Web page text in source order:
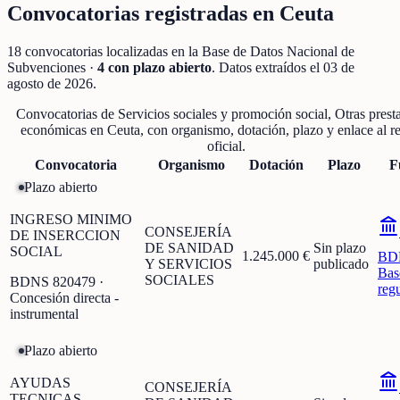
Convocatorias registradas en Ceuta
18 convocatorias localizadas en la Base de Datos Nacional de
Subvenciones · 4 con plazo abierto. Datos extraídos el 03 de
agosto de 2026.
Convocatorias de Servicios sociales y promoción social, Otras
económicas en Ceuta, con organismo, dotación, plazo y enlace al
oficial.
Convocatoria
Organismo Dotación Plazo
Plazo abierto
INGRESO MINIMO
DE INSERCCION
SOCIAL
BDNS 820479 ·
Concesión directa -
instrumental
CONSEJERÍA
DE SANIDAD
Y SERVICIOS
SOCIALES
1.245.000 €
Sin plazo
publicado
Plazo abierto
AYUDAS
CONSEJERÍA